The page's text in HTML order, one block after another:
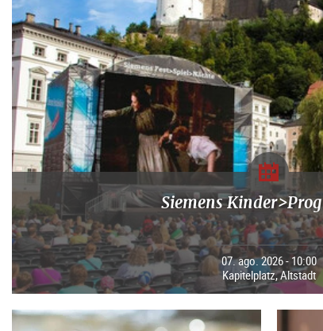
Siemens
07. ago. 2026 - 10:00
Kapitelplatz, Altstadt